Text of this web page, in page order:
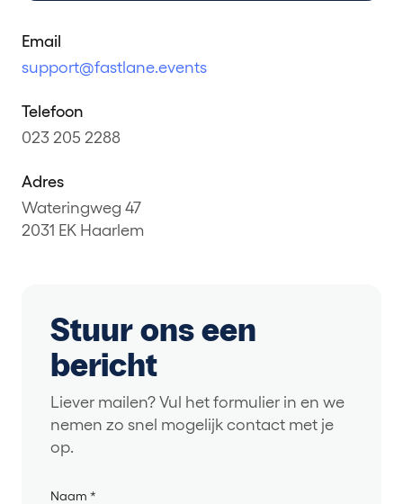
Email
support@fastlane.events
Telefoon
023 205 2288
Adres
Wateringweg 47
2031 EK Haarlem
Stuur ons een
bericht
Liever mailen? Vul het formulier in en we
nemen zo snel mogelijk contact met je
op.
Naam *